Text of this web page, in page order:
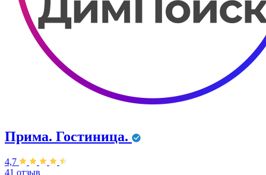
Прима. Гостиница.
4,7
41 отзыв